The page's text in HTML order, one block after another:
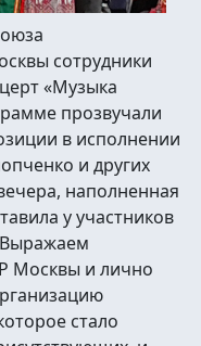
сотрудники
«Музыка
прозвучали
в исполнении
и других
наполненная
у участников
Москвы и лично
стало